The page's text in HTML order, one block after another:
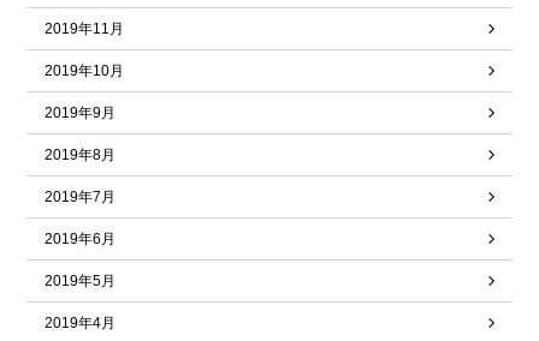
2019年11月
2019年10月
2019年9月
2019年8月
2019年7月
2019年6月
2019年5月
2019年4月